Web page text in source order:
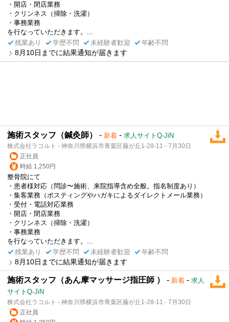
・開店・閉店業務
・クリンネス（掃除・洗濯）
・事務業務
を行なっていただきます。...
残業あり
学歴不問 未経験者歓迎 年齢不問
8月10日までに結果通知が届きます
施術スタッフ（鍼灸師） - 新着 - 求人サイトQ-JiN
株式会社ラコルト - 神奈川県横浜市青葉区藤が丘1-28-11 - 7月30日
正社員
時給 1,250円
整骨院にて
・患者様対応（問診〜施術、来院指導含め全般。指名制度あり）
・集客業務（ポスティングやハガキによるダイレクトメール業務）
・受付・電話対応業務
・開店・閉店業務
・クリンネス（掃除・洗濯）
・事務業務
を行なっていただきます。...
残業あり
学歴不問 未経験者歓迎 年齢不問
8月10日までに結果通知が届きます
施術スタッフ（あん摩マッサージ指圧師 ） - 新着 - 求人
サイトQ-JiN
株式会社ラコルト - 神奈川県横浜市青葉区藤が丘1-28-11 - 7月30日
正社員